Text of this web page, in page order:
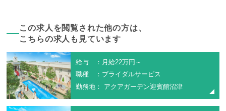
この求人を閲覧された他の方は、
こちらの求人も見ています
給与 ：月給22万円～
職種 ：ブライダルサービス
勤務地： アクアガーデン迎賓館沼津